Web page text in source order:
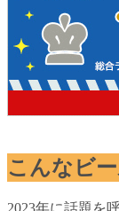
こんなビ
2023年に話題を